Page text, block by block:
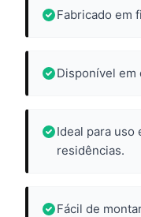
Fabricado em
Disponível em
Ideal para uso
residências.
Fácil de